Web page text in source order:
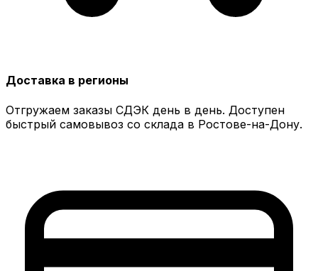
Доставка в регионы
Отгружаем заказы СДЭК день в день. Доступен
быстрый самовывоз со склада в Ростове-на-Дону.